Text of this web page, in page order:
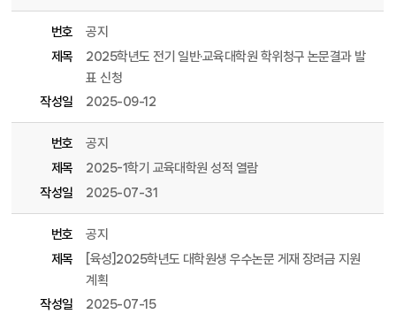
번호
공지
제목
2025학년도 전기 일반·교육대학원 학위청구 논문결과 발
표 신청
작성일
2025-09-12
번호
공지
제목
2025-1학기 교육대학원 성적 열람
작성일
2025-07-31
번호
공지
제목
[육성]2025학년도 대학원생 우수논문 게재 장려금 지원
계획
작성일
2025-07-15